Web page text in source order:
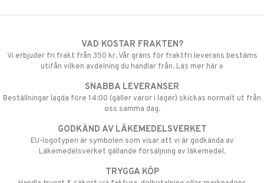
VAD KOSTAR FRAKTEN?
Vi erbjuder fri frakt från 350 kr. Vår gräns för fraktfri leverans bestäms
utifån vilken avdelning du handlar från. Läs mer här »
SNABBA LEVERANSER
Beställningar lagda före 14:00 (gäller varor i lager) skickas normalt ut från
oss samma dag.
GODKÄND AV LÄKEMEDELSVERKET
EU-logotypen är symbolen som visar att vi är godkända av
Läkemedelsverket gällande försäljning av läkemedel.
TRYGGA KÖP